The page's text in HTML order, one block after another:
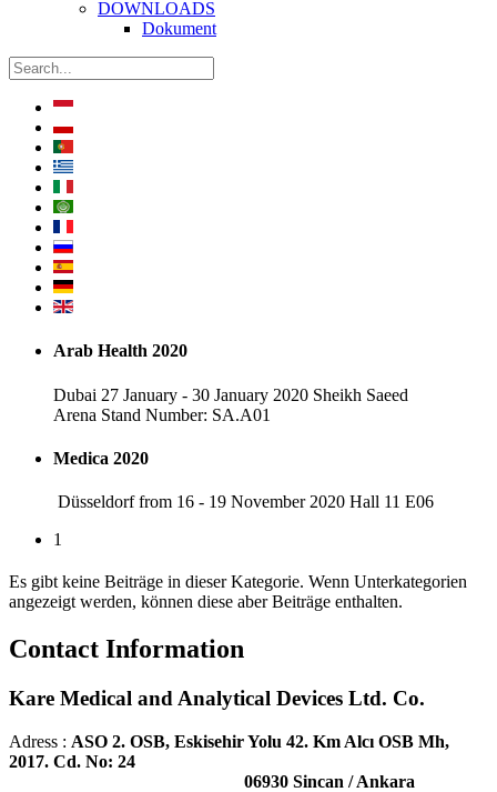
DOWNLOADS
Dokument
Arab Health 2020
Dubai 27 January - 30 January 2020 Sheikh Saeed
Arena Stand Number: SA.A01
Medica 2020
Düsseldorf from 16 - 19 November 2020 Hall 11 E06
1
Es gibt keine Beiträge in dieser Kategorie. Wenn Unterkategorien
angezeigt werden, können diese aber Beiträge enthalten.
Contact Information
Kare Medical and Analytical Devices Ltd. Co.
Adress : ASO 2. OSB, Eskisehir Yolu 42. Km Alcı OSB Mh,
2017. Cd. No: 24
06930 Sincan / Ankara